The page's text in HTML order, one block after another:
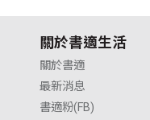
關於書適生活
關於書適
最新消息
書適粉(FB)